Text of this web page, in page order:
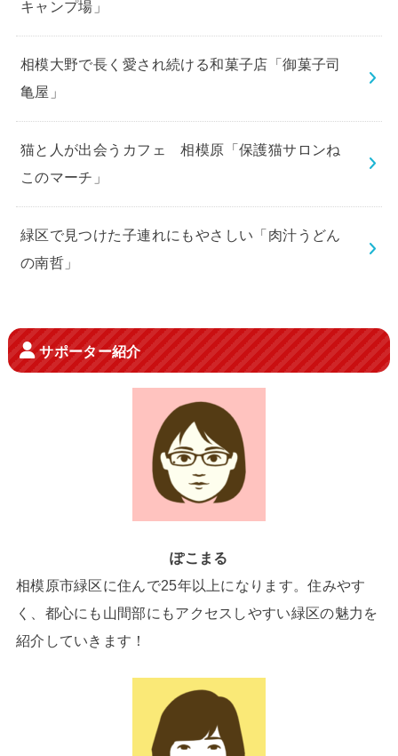
キャンプ場」
相模大野で長く愛され続ける和菓子店「御菓子司
亀屋」
猫と人が出会うカフェ 相模原「保護猫サロンね
このマーチ」
緑区で見つけた子連れにもやさしい「肉汁うどん
の南哲」
サポーター紹介
ぽこまる
相模原市緑区に住んで25年以上になります。住みやす
く、都心にも山間部にもアクセスしやすい緑区の魅力を
紹介していきます！